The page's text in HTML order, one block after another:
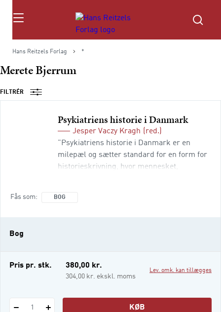
Søg
Hans Reitzels Forlag *
Merete Bjerrum
FILTRÉR
Psykiatriens historie i Danmark
Jesper Vaczy Kragh
(red.)
"Psykiatriens historie i Danmark er en
milepæl og sætter standard for en form for
historieskrivning, hvor mennesket,
Fås som BOG
Bog
Pris pr. stk. 380,00 kr.
304,00 kr. ekskl. moms
Lev. omk. kan tillægges
1 KØB